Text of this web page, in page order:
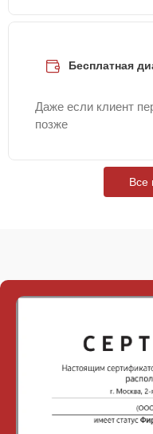
Бесплатная
Даже если клиент
позже
Все